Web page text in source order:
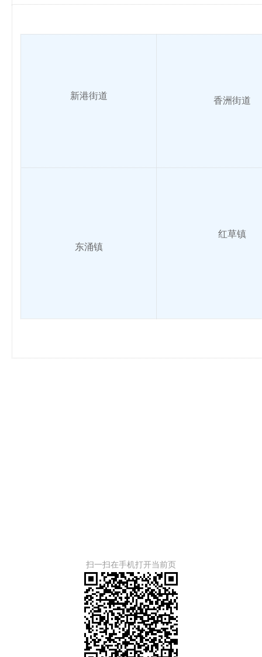
新港街道 香洲街道
东涌镇
红草镇
扫一扫在手机打开当前页